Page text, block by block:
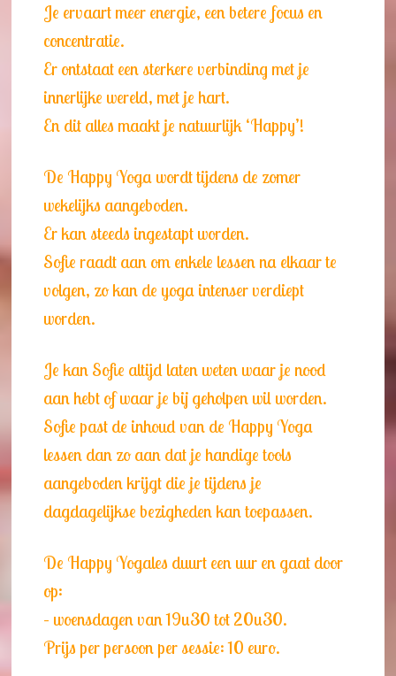
Je ervaart meer energie, een betere focus en
concentratie.
Er ontstaat een sterkere verbinding met je
innerlijke wereld, met je hart.
En dit alles maakt je natuurlijk ‘Happy’!
De Happy Yoga wordt tijdens de zomer
wekelijks aangeboden.
Er kan steeds ingestapt worden.
Sofie raadt aan om enkele lessen na elkaar te
volgen, zo kan de yoga intenser verdiept
worden.
Je kan Sofie altijd laten weten waar je nood
aan hebt of waar je bij geholpen wil worden.
Sofie past de inhoud van de Happy Yoga
lessen dan zo aan dat je handige tools
aangeboden krijgt die je tijdens je
dagdagelijkse bezigheden kan toepassen.
De Happy Yogales duurt een uur en gaat door
op:
– woensdagen van 19u30 tot 20u30.
Prijs per persoon per sessie: 10 euro.